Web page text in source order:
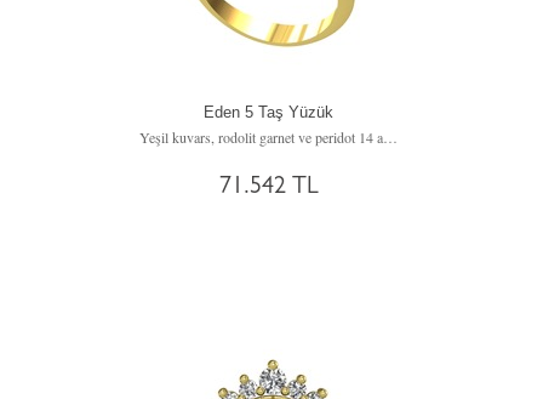
Eden 5 Taş Yüzük
Yeşil kuvars, rodolit garnet ve peridot 14 ayar altın yüzük
71.542 TL